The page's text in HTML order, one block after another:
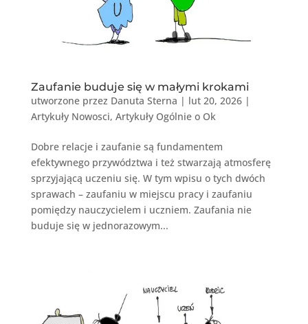
Zaufanie buduje się w małymi krokami
utworzone przez Danuta Sterna | lut 20, 2026|
Artykuły Nowosci, Artykuły Ogólnie o Ok
Dobre relacje i zaufanie są fundamentem
efektywnego przywództwa i też stwarzają atmosferę
sprzyjającą uczeniu się. W tym wpisu o tych dwóch
sprawach – zaufaniu w miejscu pracy i zaufaniu
pomiędzy nauczycielem i uczniem. Zaufania nie
buduje się w jednorazowym...